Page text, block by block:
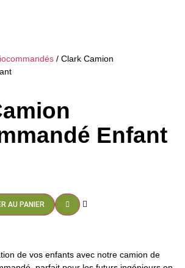
/ Clark Camion
Enfant
AU PANIER
de vos enfants avec notre camion de